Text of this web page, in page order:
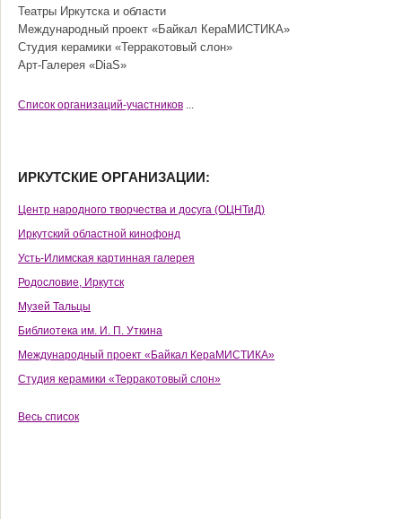
Театры Иркутска и области
Международный проект «Байкал КераМИСТИКА»
Студия керамики «Терракотовый слон»
Арт-Галерея «DiaS»
Cписок организаций-участников ...
ИРКУТСКИЕ ОРГАНИЗАЦИИ:
Центр народного творчества и досуга (ОЦНТиД)
Иркутский областной кинофонд
Усть-Илимская картинная галерея
Родословие, Иркутск
Музей Тальцы
Библиотека им. И. П. Уткина
Международный проект «Байкал КераМИСТИКА»
Студия керамики «Терракотовый слон»
Весь список